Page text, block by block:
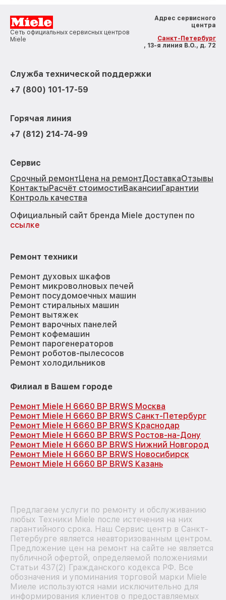
Сеть официальных сервисных центров
Miele
Адрес сервисного
центра
Санкт-Петербург
, 13-я линия В.О., д. 72
Служба технической поддержки
+7 (800) 101-17-59
Горячая линия
+7 (812) 214-74-99
Сервис
Срочный ремонтЦена на ремонтДоставкаОтзывы
КонтактыРасчёт стоимостиВакансииГарантии
Контроль качества
Официальный сайт бренда Miele доступен по
ссылке
Ремонт техники
Ремонт духовых шкафов
Ремонт микроволновых печей
Ремонт посудомоечных машин
Ремонт стиральных машин
Ремонт вытяжек
Ремонт варочных панелей
Ремонт кофемашин
Ремонт парогенераторов
Ремонт роботов-пылесосов
Ремонт холодильников
Филиал в Вашем городе
Ремонт Miele H 6660 BP BRWS Москва
Ремонт Miele H 6660 BP BRWS Санкт-Петербург
Ремонт Miele H 6660 BP BRWS Краснодар
Ремонт Miele H 6660 BP BRWS Ростов-на-Дону
Ремонт Miele H 6660 BP BRWS Нижний Новгород
Ремонт Miele H 6660 BP BRWS Новосибирск
Ремонт Miele H 6660 BP BRWS Казань
Предлагаем услуги по ремонту и обслуживанию
любых Техники Miele после истечения на них
гарантийного срока. Наш Сервис центр в Санкт-
Петербурге является неавторизованным центром.
Предложение цен на ремонт на сайте не является
публичной офертой, определяемой положениями
Статьи 437(2) Гражданского кодекса РФ. Все
обозначения и упоминания торговой марки Miele
Миеле используются нами исключительно для
информирования клиентов о предоставляемых